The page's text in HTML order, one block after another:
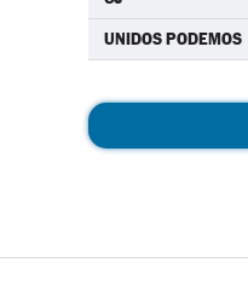
UNIDOS PODEMOS